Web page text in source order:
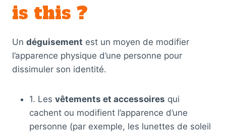
is this ?
Un déguisement est un moyen de modifier
l’apparence physique d’une personne pour
dissimuler son identité.
1. Les vêtements et accessoires qui
cachent ou modifient l’apparence d’une
personne (par exemple, les lunettes de soleil